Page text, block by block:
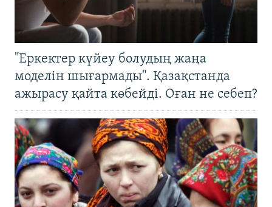
"Еркектер күйеу болудың жаңа
моделін шығармады". Қазақстанда
ажырасу қайта көбейді. Оған не себеп?